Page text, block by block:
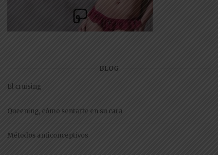
BLOG
El cruising
Queening, cómo sentarte en su cara
Métodos anticonceptivos